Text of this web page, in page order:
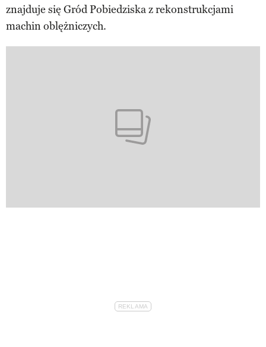
znajduje się Gród Pobiedziska z rekonstrukcjami
machin oblężniczych.